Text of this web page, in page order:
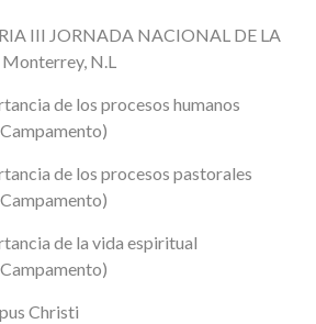
III JORNADA NACIONAL DE LA
N.L
de los procesos humanos
de los procesos pastorales
de la vida espiritual
Christi